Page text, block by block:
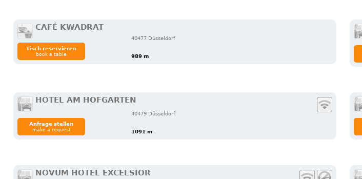
CAFÉ KWADRAT
40477 Düsseldorf
989 m
Tisch reservieren
book a table
HOTEL AM HOFGARTEN
40479 Düsseldorf
1091 m
Anfrage stellen
make a request
NOVUM HOTEL EXCELSIOR